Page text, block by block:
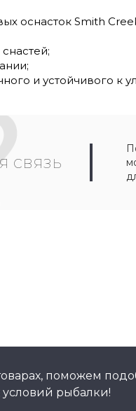
оснасток Smith
и устойчивого к
связь
поможем
рыбалки!